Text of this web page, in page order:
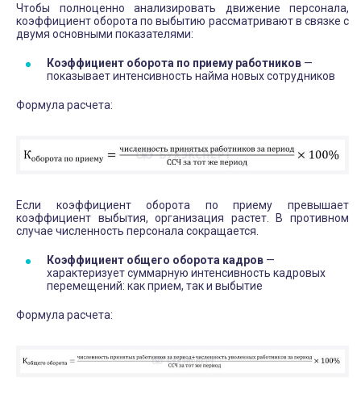
Чтобы полноценно анализировать движение персонала,
коэффициент оборота по выбытию рассматривают в связке с
двумя основными показателями:
Коэффициент оборота по приему работников —
показывает интенсивность найма новых сотрудников
Формула расчета:
Если коэффициент оборота по приему превышает
коэффициент выбытия, организация растет. В противном
случае численность персонала сокращается.
Коэффициент общего оборота кадров —
характеризует суммарную интенсивность кадровых
перемещений: как прием, так и выбытие
Формула расчета: